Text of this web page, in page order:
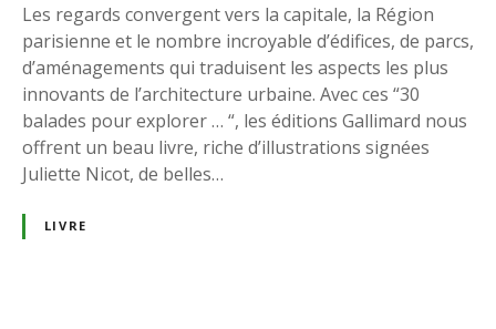
Les regards convergent vers la capitale, la Région
parisienne et le nombre incroyable d’édifices, de parcs,
d’aménagements qui traduisent les aspects les plus
innovants de l’architecture urbaine. Avec ces “30
balades pour explorer … “, les éditions Gallimard nous
offrent un beau livre, riche d’illustrations signées
Juliette Nicot, de belles…
LIVRE